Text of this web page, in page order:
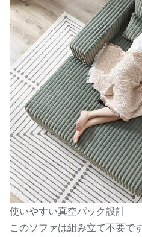
使いやすい真空パック設計
このソファは組み立て不要で